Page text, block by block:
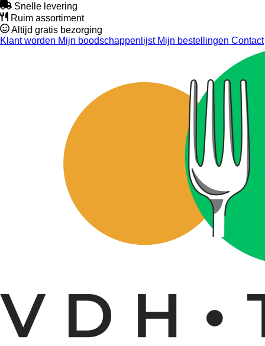
Snelle levering
Ruim assortiment
Altijd gratis bezorging
Klant worden Mijn boodschappenlijstMijn bestellingen Contact